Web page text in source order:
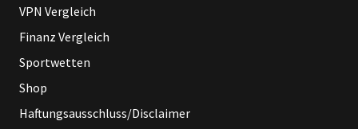
VPN Vergleich
Finanz Vergleich
Sportwetten
Shop
Haftungsausschluss/Disclaimer